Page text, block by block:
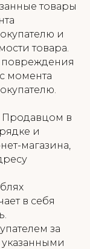
товары
и
товара.
повреждения
момента
Продавцом в
и
магазина,
в себя
за